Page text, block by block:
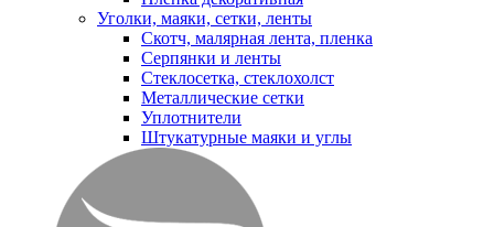
Уголки, маяки, сетки, ленты
Скотч, малярная лента, пленка
Серпянки и ленты
Стеклосетка, стеклохолст
Металлические сетки
Уплотнители
Штукатурные маяки и углы